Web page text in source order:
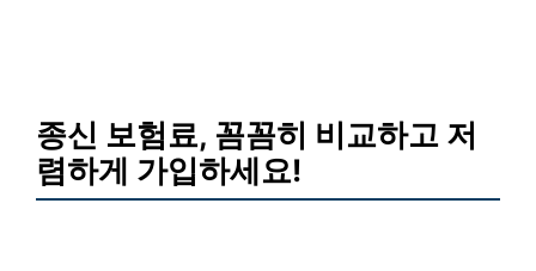
종신 보험료, 꼼꼼히 비교하고 저
렴하게 가입하세요!